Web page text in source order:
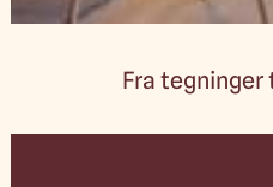
Fra tegninger